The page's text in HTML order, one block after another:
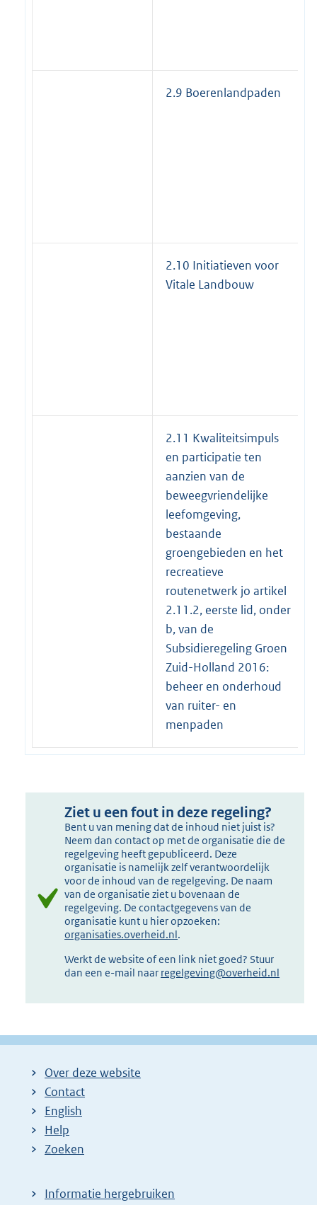
2.9 Boerenlandpaden
2.10 Initiatieven voor
Vitale Landbouw
2.11 Kwaliteitsimpuls
en participatie ten
aanzien van de
beweegvriendelijke
leefomgeving,
bestaande
groengebieden en het
recreatieve
routenetwerk jo artikel
2.11.2, eerste lid, onder
b, van de
Subsidieregeling Groen
Zuid-Holland 2016:
beheer en onderhoud
van ruiter- en
menpaden
Ziet u een fout in deze regeling?
Bent u van mening dat de inhoud niet juist is?
Neem dan contact op met de organisatie die de
regelgeving heeft gepubliceerd. Deze
organisatie is namelijk zelf verantwoordelijk
voor de inhoud van de regelgeving. De naam
van de organisatie ziet u bovenaan de
regelgeving. De contactgegevens van de
organisatie kunt u hier opzoeken:
organisaties.overheid.nl.
Werkt de website of een link niet goed? Stuur
dan een e-mail naar regelgeving@overheid.nl
Over deze website
Contact
English
Help
Zoeken
Informatie hergebruiken